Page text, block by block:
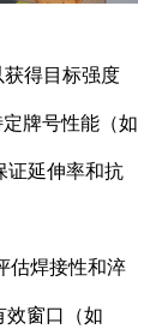
得目标强度
牌号性能（如
证延伸率和抗
估焊接性和淬
效窗口（如